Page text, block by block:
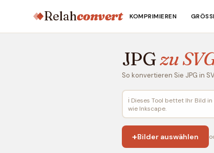
Relahconvert KOMPRIMIEREN
JPGzu
So konvertieren Sie JPG in
ℹ️ Dieses Tool bettet Ihr Bild
wie Inkscape.
+Bilder auswählen